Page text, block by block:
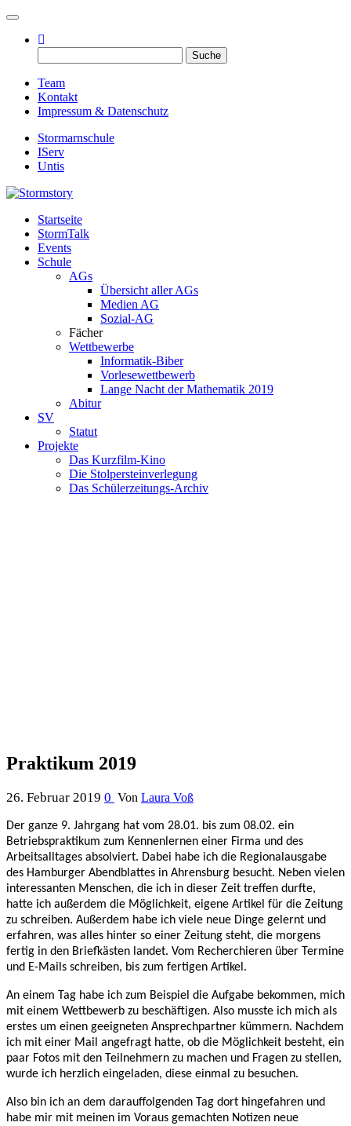
Toggle navigation
nach:
Team
Kontakt
Impressum & Datenschutz
Stormarnschule
IServ
Untis
Stormstory
Eure digitale Schülerzeitung
Startseite
StormTalk
Events
Schule
AGs
Übersicht aller AGs
Medien AG
Sozial-AG
Fächer
Wettbewerbe
Informatik-Biber
Vorlesewettbewerb
Lange Nacht der Mathematik 2019
Abitur
SV
Statut
Projekte
Das Kurzfilm-Kino
Die Stolpersteinverlegung
Das Schülerzeitungs-Archiv
Praktikum 2019
26. Februar 2019 0 Von Laura Voß
Der ganze 9. Jahrgang hat vom 28.01. bis zum 08.02. ein
Betriebspraktikum zum Kennenlernen einer Firma und des
Arbeitsalltages absolviert. Dabei habe ich die Regionalausgabe
des Hamburger Abendblattes in Ahrensburg besucht. Neben vielen
interessanten Menschen, die ich in dieser Zeit treffen durfte,
hatte ich außerdem die Möglichkeit, eigene Artikel für die Zeitung
zu schreiben. Außerdem habe ich viele neue Dinge gelernt und
erfahren, was alles hinter so einer Zeitung steht, die morgens
fertig in den Briefkästen landet. Vom Recherchieren über Termine
und E-Mails schreiben, bis zum fertigen Artikel.
An einem Tag habe ich zum Beispiel die Aufgabe bekommen, mich
mit einem Wettbewerb zu beschäftigen. Also musste ich mich als
erstes um einen geeigneten Ansprechpartner kümmern. Nachdem
ich mit einer Mail angefragt hatte, ob die Möglichkeit besteht, ein
paar Fotos mit den Teilnehmern zu machen und Fragen zu stellen,
wurde ich herzlich eingeladen, diese einmal zu besuchen.
Also bin ich an dem darauffolgenden Tag dort hingefahren und
habe mir mit meinen im Voraus gemachten Notizen neue